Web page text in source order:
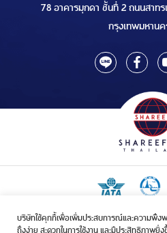
บริษัทใช้คุกกี้เพื่อเพิ่มประสบการณ์และความพึงพอ
ถึงง่าย สะดวกในการใช้งาน และมีประสิทธิภาพ
78 อาคารมุกดา ชั้นที่ 2 ถนนสาท
กรุงเทพมหาน
ใบอนุญาตเป็นผู้ประกอบกิจการรับจัดบริก